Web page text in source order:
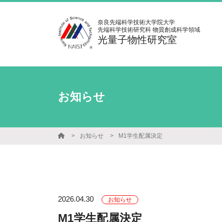
奈良先端科学技術大学院大学
先端科学技術研究科 物質創成科学領域
光量子物性研究室
お知らせ
お知らせ M1学生配属決定
2026.04.30 お知らせ
M1学生配属決定